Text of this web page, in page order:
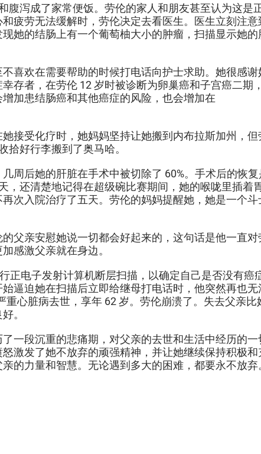
泻成了家常便饭。劳伦的家人和朋友甚至认为这是
疲劳无法缓解时，劳伦决定去看医生。医生立刻注
她的结肠上有一个葡萄柚大小的肿瘤，扫描显示她
喜欢在需要帮助的时候打电话向护士求助。她很感
存者，在劳伦 12 岁时被诊断为卵巢癌和子宫癌二期
加患结肠癌和其他癌症的风险，也会增加在
接受化疗时，她妈妈坚持让她搬到内布拉斯加州，
好行李搬到了奥马哈。
周后她的肝脏在手术中被切除了 60%。手术后的恢
还清楚地记得在超级碗比赛期间，她的喉咙里插着
次入院治疗了五天。劳伦的妈妈提醒她，她是一个
父亲安慰她说一切都会好起来的，这句话是他一直
感激父亲就在身边。
正电子发射计算机断层扫描，以确定自己是否没有癌
逼迫她在扫描后立即给继母打电话时，他突然再也
心脏病去世，享年 62 岁。劳伦崩溃了。失去父亲
。
一段沉重的悲痛期，对父亲的去世和生活中经历的
激发了她不放弃的顽强精神，并让她继续保持积极
的力量和智慧。无论遇到多大的困难，都要永不放